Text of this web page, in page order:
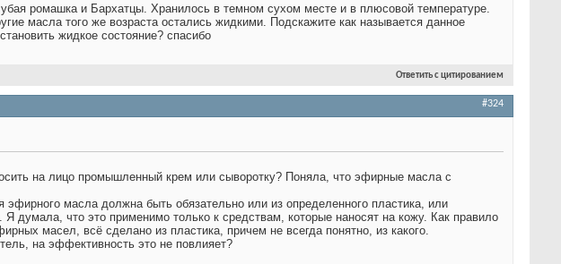
ромашка и Бархатцы. Хранилось в темном сухом месте и в плюсовой температуре.
масла того же возраста остались жидкими. Подскажите как называется данное
жидкое состояние? спасибо
Ответить с цитированием
#324
на лицо промышленный крем или сыворотку? Поняла, что эфирные масла с
масла должна быть обязательно или из определенного пластика, или
думала, что это применимо только к средствам, которые наносят на кожу. Как правило
масел, всё сделано из пластика, причем не всегда понятно, из какого.
на эффективность это не повлияет?